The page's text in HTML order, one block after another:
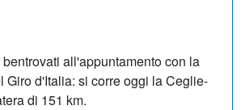
all'appuntamento con la
Giro d'Italia: si corre oggi la Ceglie-
di 151 km.